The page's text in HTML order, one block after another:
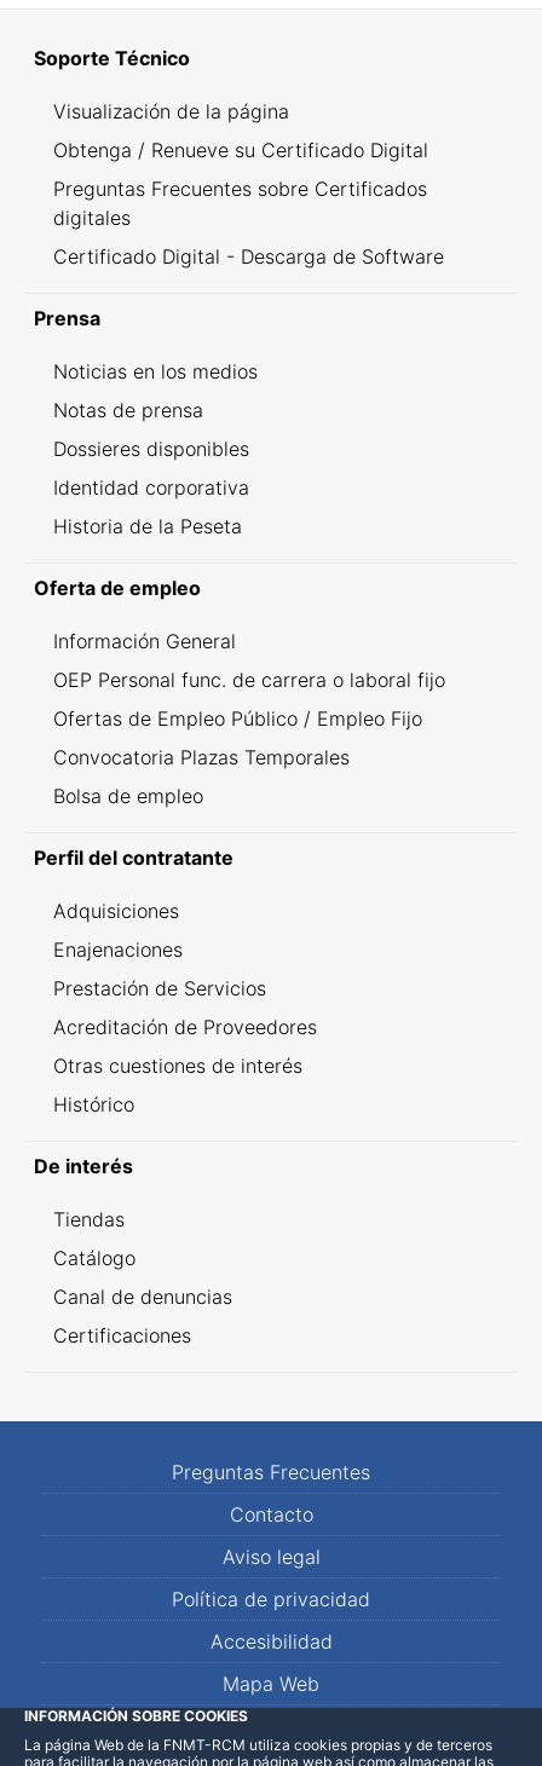
Soporte Técnico
Visualización de la página
Obtenga / Renueve su Certificado Digital
Preguntas Frecuentes sobre Certificados
digitales
Certificado Digital - Descarga de Software
Prensa
Noticias en los medios
Notas de prensa
Dossieres disponibles
Identidad corporativa
Historia de la Peseta
Oferta de empleo
Información General
OEP Personal func. de carrera o laboral fijo
Ofertas de Empleo Público / Empleo Fijo
Convocatoria Plazas Temporales
Bolsa de empleo
Perfil del contratante
Adquisiciones
Enajenaciones
Prestación de Servicios
Acreditación de Proveedores
Otras cuestiones de interés
Histórico
De interés
Tiendas
Catálogo
Canal de denuncias
Certificaciones
Preguntas Frecuentes
Contacto
Aviso legal
Política de privacidad
Accesibilidad
Mapa Web
LinkedInFacebookWhatsApp
INFORMACIÓN SOBRE COOKIES
La página Web de la FNMT-RCM utiliza cookies propias y de terceros
para facilitar la navegación por la página web así como almacenar las